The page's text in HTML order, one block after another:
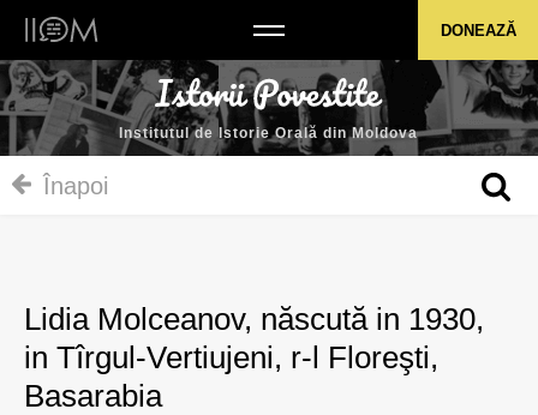
Institutul de Istorie Orală din MoldovaDONEAZĂ
Institutul de Istorie Orală din Moldova
Înapoi
Lidia Molceanov, născută in 1930,
in Tîrgul-Vertiujeni, r-l Floreşti,
Basarabia